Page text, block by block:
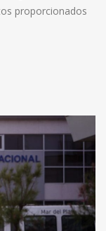
proporcionados